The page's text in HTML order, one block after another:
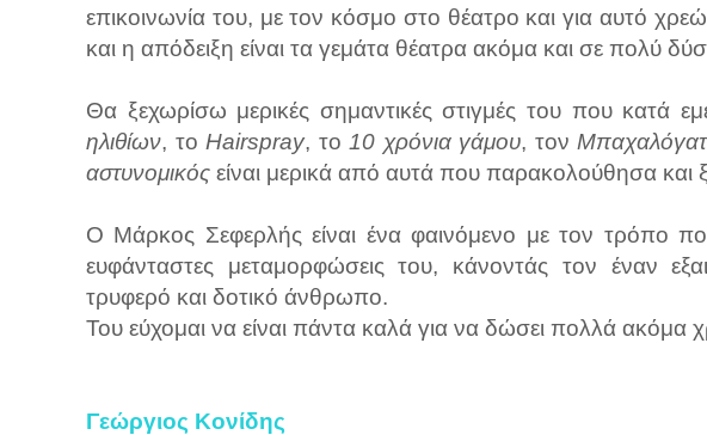
επικοινωνία του, με τον κόσμο στο θέατρο και για αυτό
και η απόδειξη είναι τα γεμάτα θέατρα ακόμα και σε πολύ
Θα ξεχωρίσω μερικές σημαντικές στιγμές του που κατά
ηλιθίων, το Hairspray, το 10 χρόνια γάμου, τον
αστυνομικός είναι μερικά από αυτά που παρακολούθησα και
Ο Μάρκος Σεφερλής είναι ένα φαινόμενο με τον τρόπο
ευφάνταστες μεταμορφώσεις του, κάνοντάς τον έναν
τρυφερό και δοτικό άνθρωπο.
Του εύχομαι να είναι πάντα καλά για να δώσει πολλά ακόμα
Γεώργιος Κονίδης